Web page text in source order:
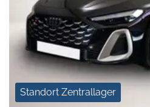
Standort Zentrallager